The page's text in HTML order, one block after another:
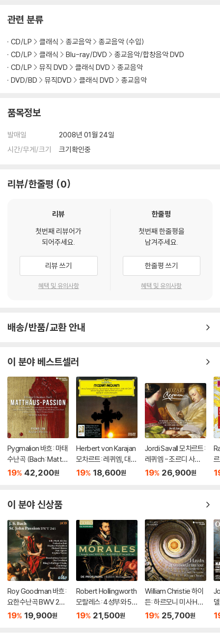
다.
있습니다.
3) 렌티큘러 스틸북의 경우, 보호필름이 붙어 판매되기도 합니다. 보호필
름 손상에 의한 교환/반품은 불가합니다.
4) 본품 보호를 위해 노란색의 카톤 박스로 재포장한 경우, 카톤박스 손상
5) 아웃케이스/구성품/포장 상태 불량에 의한 교환/반품 신청시 불량 확
인을 위해 개봉 시의 동영상을 요청할 수 있으며, 동영상이 없는 경우 교
환/반품이 제한될 수 있습니다.
※ 디스크 재생 불량
것을 권유해 드립니다.
를 마른 천으로 닦으시거나, DVD 클리너 등 전용 제품을 이용하면 대부분
3) 일부 PC 연결형 ODD의 경우 호환 상의 문제로 정상적인 디스크도 재
생이 불가능한 경우가 있습니다. 독립형 전용 플레이어 사용을 권장드리
며, ODD 사용으로 인한 재생 불량의 경우 교환 시에도 동일한 오류가 발
생할 수 있음을 알려드립니다.
로 인한 반품/교환이 가능합니다.
1) 불량으로 인한 교환/반품 요청 시에는 불량 확인을 위해 개봉 시의 동영
상을 요청할 수 있으며, 동영상이 없는 경우 교환/반품이 제한될 수 있습니
다.
관련 사진과 동영상 및 재생 기기 모델명을 첨부하여 첨부하여 고객센터에
문의 바랍니다.
2) 사양 오인지, 오 구매, 변심 사유로의 반품은 제품 개봉 전에만 운임비
부담 후 처리 가능합니다.
3) 스틸북 한정판, 초회 한정판의 경우 제작 수량이 한정되어 있고, 택배
이동 과정에서의 손상이 발생하면, 재 판매가 어려우므로 신중한 구매 선
택을 부탁드립니다.
탁드립니다.
관련 분류
CD/LP 클래식 종교음악
종교음악 (수입)
CD/LP
클래식 Blu-ray/DVD
종교음악/합창음악 DVD
CD/LP
뮤직 DVD 클래식 DVD
종교음악
DVD/BD
뮤직DVD 클래식 DVD 종교음악
품목정보
발매일
2008년 01월 24일
시간/무게/크기
크기확인중
리뷰/한줄평 0
리뷰
첫번째 리뷰어가
되어주세요.
리뷰 쓰기
혜택 및 유의사항
한줄평
첫번째 한줄평을
남겨주세요.
한줄평 쓰기
혜택 및 유의사항
배송/반품/교환 안내
이 분야 베스트셀러
Pygmalion 바흐: 마태
수난곡 (Bach: Matth
aus-Passion BWV2
19% 42,200원
Herbert von Karajan
모차르트: 레퀴엠, 대관
식 미사 (Mozart: Req
19% 18,600원
Jordi Savall 모차르트:
레퀴엠 - 조르디 사발
(Mozart: Requiem K.
19% 26,900원
이 분야 신상품
Roy Goodman 바흐:
요한수난곡 BWV 245
(Bach: St. John Pass
19% 19,900원
Robert Hollingworth
모랄레스: 4성부와 5
성부 미사 ‘무장한 사
19% 21,500원
William Christie 하이
든: 하르모니 미사 Ho
b. XXII:14 (Haydn: Ha
19% 25,700원